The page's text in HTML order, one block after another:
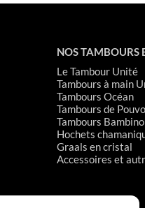
NOS TAMBOURS
Le Tambour Unité
Tambours à main
Tambours Océan
Tambours de
Tambours Bambino
Hochets
Graals en cristal
Accessoires et